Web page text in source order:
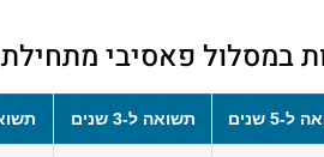
במסלול פאסיבי
ל-5 שנים תשואה ל-3 שנים